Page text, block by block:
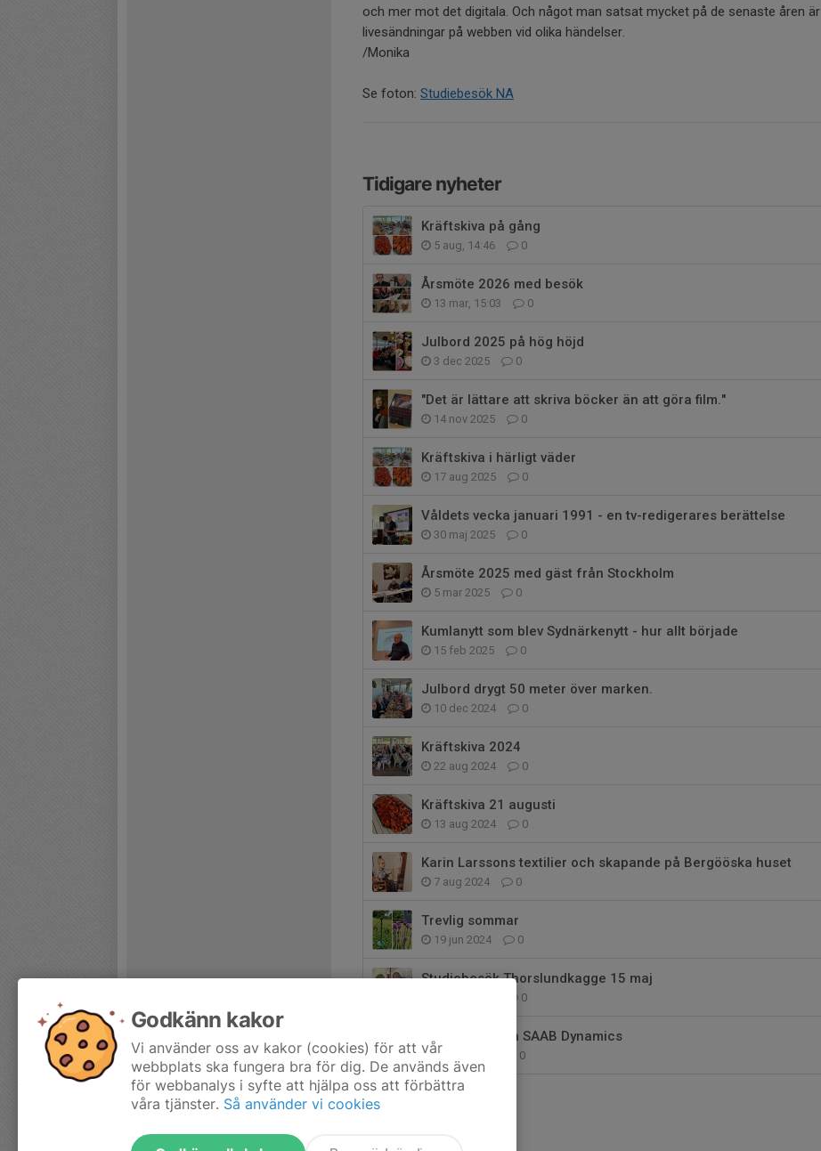
och mer mot det digitala. Och något man satsat mycket på de senaste åren är
livesändningar på webben vid olika händelser.
/Monika
Se foton: Studiebesök NA
Tidigare nyheter
Kräftskiva på gång
5 aug, 14:46 0
Årsmöte 2026 med besök
13 mar, 15:03 0
Julbord 2025 på hög höjd
3 dec 2025 0
"Det är lättare att skriva böcker än att göra film."
14 nov 2025 0
Kräftskiva i härligt väder
17 aug 2025 0
Våldets vecka januari 1991 - en tv-redigerares berättelse
30 maj 2025 0
Årsmöte 2025 med gäst från Stockholm
5 mar 2025 0
Kumlanytt som blev Sydnärkenytt - hur allt började
15 feb 2025 0
Julbord drygt 50 meter över marken.
10 dec 2024 0
Kräftskiva 2024
22 aug 2024 0
Kräftskiva 21 augusti
13 aug 2024 0
Karin Larssons textilier och skapande på Bergööska huset
7 aug 2024 0
Trevlig sommar
19 jun 2024 0
Studiebesök Thorslundkagge 15 maj
0
Studiebesök på SAAB Dynamics
27 apr 2024 0
Godkänn kakor
Vi använder oss av kakor (cookies) för att vår
webbplats ska fungera bra för dig. De används även
för webbanalys i syfte att hjälpa oss att förbättra
våra tjänster. Så använder vi cookies